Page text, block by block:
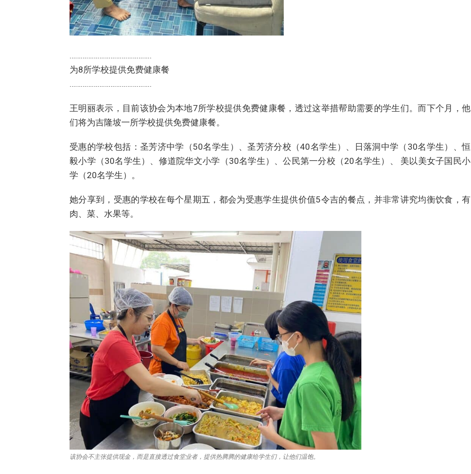
……………………………………..
为8所学校提供免费健康餐
……………………………………..
王明丽表示，目前该协会为本地7所学校提供免费健康餐，透过这举措帮助需要的学生们。而下个月，他
们将为吉隆坡一所学校提供免费健康餐。
受惠的学校包括：圣芳济中学（50名学生）、圣芳济分校（40名学生）、日落洞中学（30名学生）、恒
毅小学（30名学生）、修道院华文小学（30名学生）、公民第一分校（20名学生）、 美以美女子国民小
学（20名学生）。
她分享到，受惠的学校在每个星期五，都会为受惠学生提供价值5令吉的餐点，并非常讲究均衡饮食，有
肉、菜、水果等。
该协会不主张提供现金，而是直接透过食堂业者，提供热腾腾的健康给学生们，让他们温饱。